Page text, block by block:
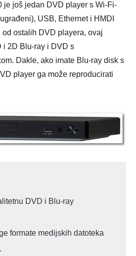
je još jedan DVD player s Wi-Fi-
USB, Ethernet i HMDI
ostalih DVD playera, ovaj
i 2D Blu-ray i DVD s
Dakle, ako imate Blu-ray disk s
player ga može reproducirati
DVD i Blu-ray
formate medijskih datoteka